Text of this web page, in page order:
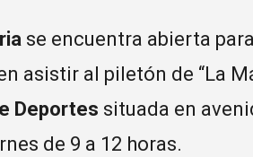
se encuentra abierta
asistir al piletón de “La
Deportes situada en
de 9 a 12 horas.